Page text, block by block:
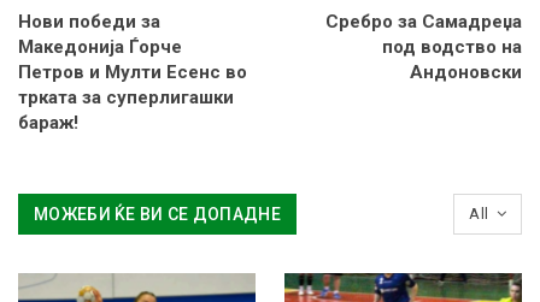
Нови победи за
Македонија Ѓорче
Петров и Мулти Есенс во
трката за суперлигашки
бараж!
Сребро за Самадреџа
под водство на
Андоновски
All
МОЖЕБИ ЌЕ ВИ СЕ ДОПАДНЕ